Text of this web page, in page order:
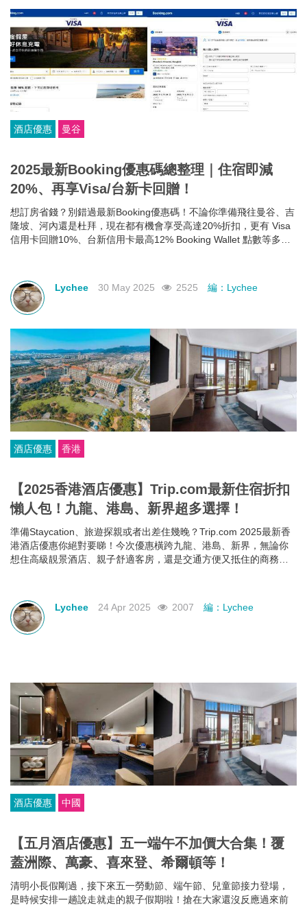
酒店優惠 曼谷
2025最新Booking優惠碼總整理｜住宿即減
20%、再享Visa/台新卡回贈！
想訂房省錢？別錯過最新Booking優惠碼！不論你準備飛往曼谷、吉
隆坡、河內還是杜拜，現在都有機會享受高達20%折扣，更有 Visa
信用卡回贈10%、台新信用卡最高12% Booking Wallet 點數等多重
Lychee 30 May 2025 2525 編：Lychee
酒店優惠 香港
【2025香港酒店優惠】Trip.com最新住宿折扣
懶人包！九龍、港島、新界超多選擇！
準備Staycation、旅遊探親或者出差住幾晚？Trip.com 2025最新香
港酒店優惠你絕對要睇！今次優惠橫跨九龍、港島、新界，無論你
想住高級靚景酒店、親子舒適客房，還是交通方便又抵住的商務型
Lychee
24 Apr 2025 2007 編：Lychee
酒店優惠 中國
【五月酒店優惠】五一端午不加價大合集！覆
蓋洲際、萬豪、喜來登、希爾頓等！
清明小長假剛過，接下來五一勞動節、端午節、兒童節接力登場，
是時候安排一趟說走就走的親子假期啦！搶在大家還沒反應過來前